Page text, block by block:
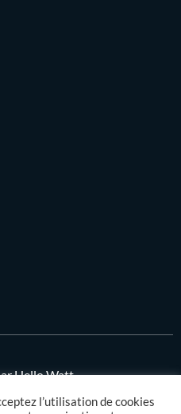
Hello Watt
l’utilisation de cookies